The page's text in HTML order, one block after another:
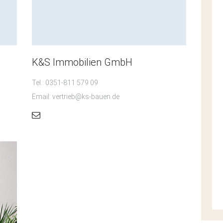
K&S Immobilien GmbH
Tel.: 0351-811 579 09
Email: vertrieb@ks-bauen.de